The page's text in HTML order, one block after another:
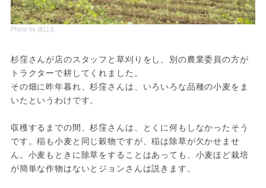
Photo by 濱口太
杉窪さんが店のスタッフと草刈りをし、別の農業委員の方が
トラクターで耕してくれました。
その畑に昨年暮れ、杉窪さんは、いろいろな品種の小麦をま
いたというわけです。
収穫するまでの間、杉窪さんは、とくに何もしなかったそう
です。稲も小麦と同じ穀物ですが、稲は除草が欠かせませ
ん。小麦もときに除草をすることはあっても、小麦ほど栽培
が簡単な作物はないとジョンさんは説きます。